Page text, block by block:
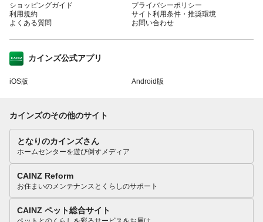
ショッピングガイド
利用規約
よくある質問
プライバシーポリシー
サイト利用条件・推奨環境
お問い合わせ
カインズ公式アプリ
iOS版 Android版
カインズのその他のサイト
となりのカインズさん
ホームセンターを遊び倒すメディア
CAINZ Reform
お住まいのメンテナンスとくらしのサポート
CAINZ ペット総合サイト